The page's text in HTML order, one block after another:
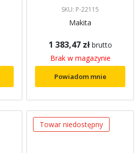
SKU: P-22115
Makita
1 383,47 zł brutto
Brak w magazynie
Powiadom mnie
Towar niedostępny